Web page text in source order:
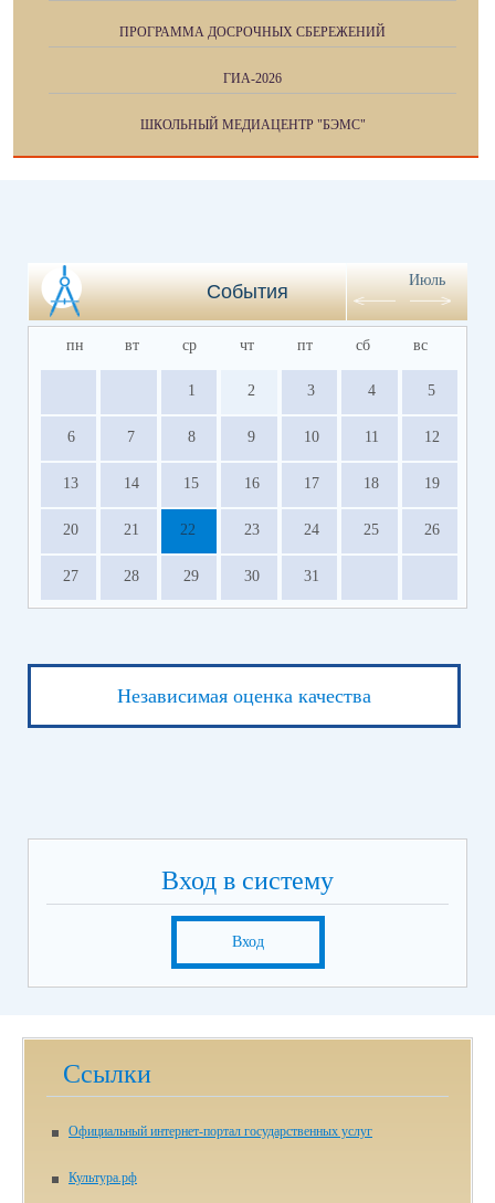
ПРОГРАММА ДОСРОЧНЫХ СБЕРЕЖЕНИЙ
ГИА-2026
ШКОЛЬНЫЙ МЕДИАЦЕНТР "БЭМС"
События
Июль
пн вт ср чт пт сб вс
1 2 3 4 5
6 7 8 9 10 11 12
13 14 15 16 17 18 19
20 21 22 23 24 25 26
27 28 29 30 31
Независимая оценка качества
Вход в систему
Вход
Ссылки
Официальный интернет-портал государственных услуг
Культура.рф